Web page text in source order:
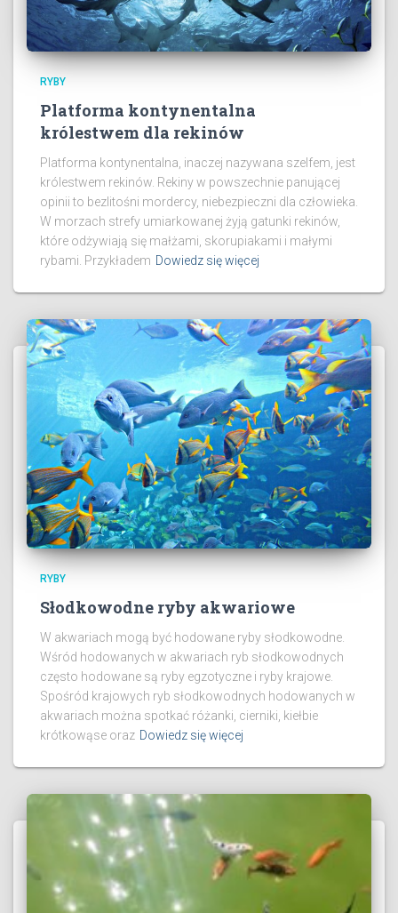
RYBY
Platforma kontynentalna
królestwem dla rekinów
Platforma kontynentalna, inaczej nazywana szelfem, jest
królestwem rekinów. Rekiny w powszechnie panującej
opinii to bezlitośni mordercy, niebezpieczni dla człowieka.
W morzach strefy umiarkowanej żyją gatunki rekinów,
które odżywiają się małżami, skorupiakami i małymi
rybami. Przykładem Dowiedz się więcej
RYBY
Słodkowodne ryby akwariowe
W akwariach mogą być hodowane ryby słodkowodne.
Wśród hodowanych w akwariach ryb słodkowodnych
często hodowane są ryby egzotyczne i ryby krajowe.
Spośród krajowych ryb słodkowodnych hodowanych w
akwariach można spotkać różanki, cierniki, kiełbie
krótkowąse oraz Dowiedz się więcej